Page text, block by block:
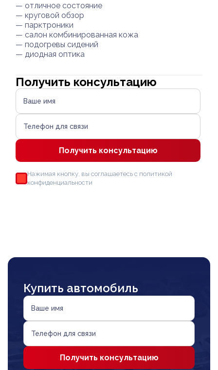
— отличное состояние
— круговой обзор
— парктроники
— салон комбинированная кожа
— подогревы сидений
— диодная оптика
Получить консультацию
Ваше имя
Телефон для связи
Получить консультацию
Нажимая кнопку, вы соглашаетесь с политикой
конфиденциальности
Купить автомобиль
Ваше имя
Телефон для связи
Получить консультацию